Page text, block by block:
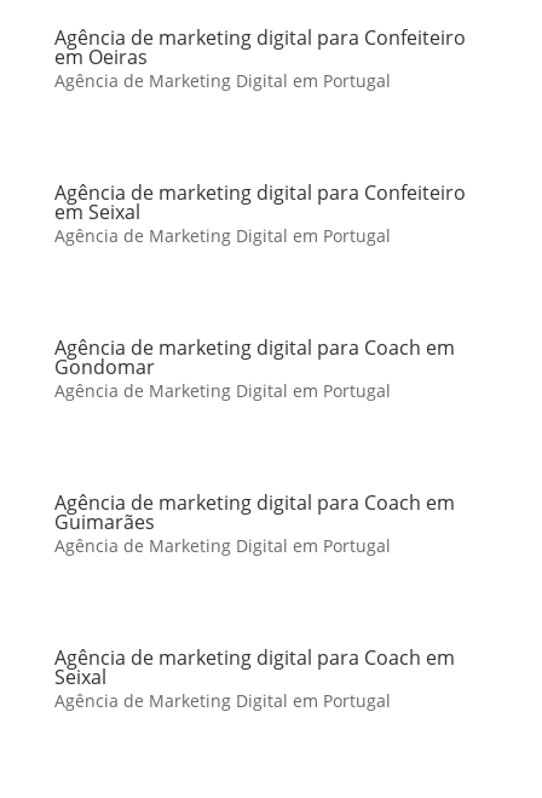
Agência de marketing digital para Confeiteiro
em Oeiras
Agência de Marketing Digital em Portugal
Agência de marketing digital para Confeiteiro
em Seixal
Agência de Marketing Digital em Portugal
Agência de marketing digital para Coach em
Gondomar
Agência de Marketing Digital em Portugal
Agência de marketing digital para Coach em
Guimarães
Agência de Marketing Digital em Portugal
Agência de marketing digital para Coach em
Seixal
Agência de Marketing Digital em Portugal